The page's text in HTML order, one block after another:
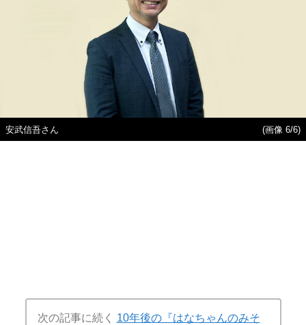
安武信吾さん (画像 6/6)
次の記事に続く
10年後の『はなちゃんのみそ